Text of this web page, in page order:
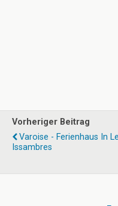
Vorheriger Beitrag
Varoise - Ferienhaus In
Issambres